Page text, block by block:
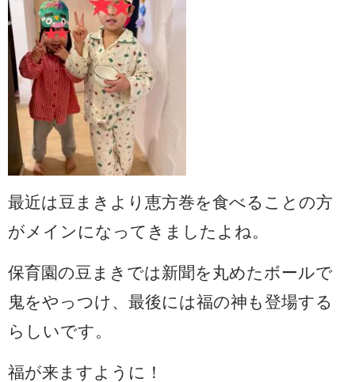
最近は豆まきより恵方巻を食べることの方
がメインになってきましたよね。
保育園の豆まきでは新聞を丸めたボールで
鬼をやっつけ、最後には福の神も登場する
らしいです。
福が来ますように！